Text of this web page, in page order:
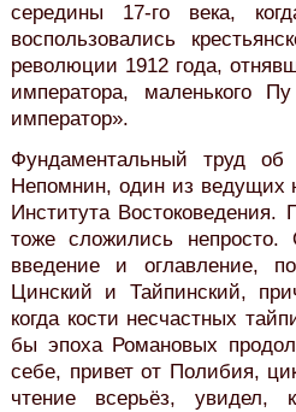
середины 17-го века,
воспользовались
революции 1912 года,
императора, маленького
император».
Фундаментальный труд
Непомнин, один из ведущих
Института
тоже сложились непросто.
введение и оглавление,
Цинский и Тайпинский,
когда кости несчастных
бы эпоха Романовых
себе, привет от Полибия,
чтение всерьёз, увидел,